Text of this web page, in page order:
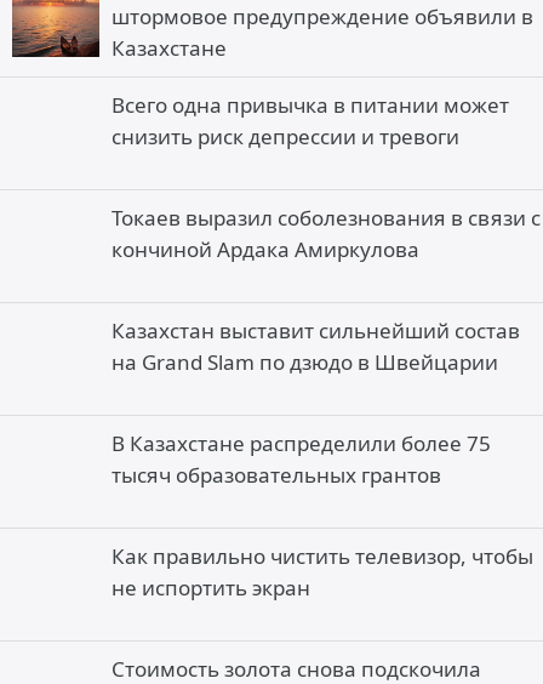
штормовое предупреждение объявили в
Казахстане
Всего одна привычка в питании может
снизить риск депрессии и тревоги
Токаев выразил соболезнования в связи с
кончиной Ардака Амиркулова
Казахстан выставит сильнейший состав
на Grand Slam по дзюдо в Швейцарии
В Казахстане распределили более 75
тысяч образовательных грантов
Как правильно чистить телевизор, чтобы
не испортить экран
Стоимость золота снова подскочила